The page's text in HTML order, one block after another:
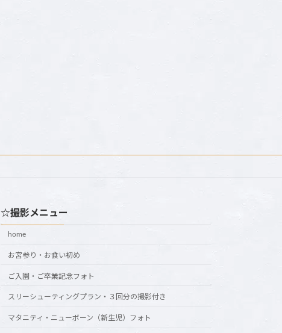
☆撮影メニュー
home
お宮参り・お食い初め
ご入園・ご卒業記念フォト
スリーシューティングプラン・３回分の撮影付き
マタニティ・ニューボーン（新生児）フォト